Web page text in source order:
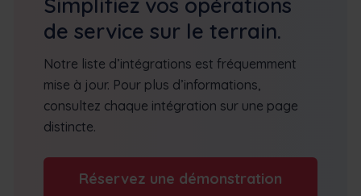
Simplifiez vos opérations
de service sur le terrain.
Notre liste d’intégrations est fréquemment
mise à jour. Pour plus d’informations,
consultez chaque intégration sur une page
distincte.
Réservez une démonstration